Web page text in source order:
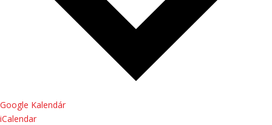
Google Kalendár
iCalendar